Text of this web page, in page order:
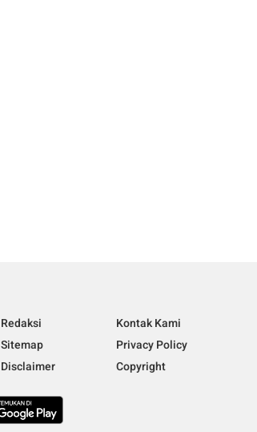
Redaksi
Kontak Kami
Sitemap
Privacy Policy
Disclaimer Copyright